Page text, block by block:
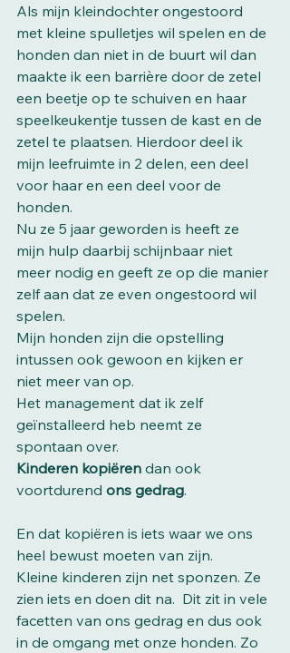
Als mijn kleindochter ongestoord
met kleine spulletjes wil spelen en de
honden dan niet in de buurt wil dan
maakte ik een barrière door de zetel
een beetje op te schuiven en haar
speelkeukentje tussen de kast en de
zetel te plaatsen. Hierdoor deel ik
mijn leefruimte in 2 delen, een deel
voor haar en een deel voor de
honden.
Nu ze 5 jaar geworden is heeft ze
mijn hulp daarbij schijnbaar niet
meer nodig en geeft ze op die manier
zelf aan dat ze even ongestoord wil
spelen.
Mijn honden zijn die opstelling
intussen ook gewoon en kijken er
niet meer van op.
Het management dat ik zelf
geïnstalleerd heb neemt ze
spontaan over.
Kinderen kopiëren dan ook
voortdurend ons gedrag.
En dat kopiëren is iets waar we ons
heel bewust moeten van zijn.
Kleine kinderen zijn net sponzen. Ze
zien iets en doen dit na.  Dit zit in vele
facetten van ons gedrag en dus ook
in de omgang met onze honden. Zo